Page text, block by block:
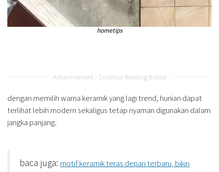
hometips
Advertisement - Continue Reading Below
dengan memilih warna keramik yang lagi trend, hunian dapat
terlihat lebih modern sekaligus tetap nyaman digunakan dalam
jangka panjang.
baca juga: motif keramik teras depan terbaru, bikin